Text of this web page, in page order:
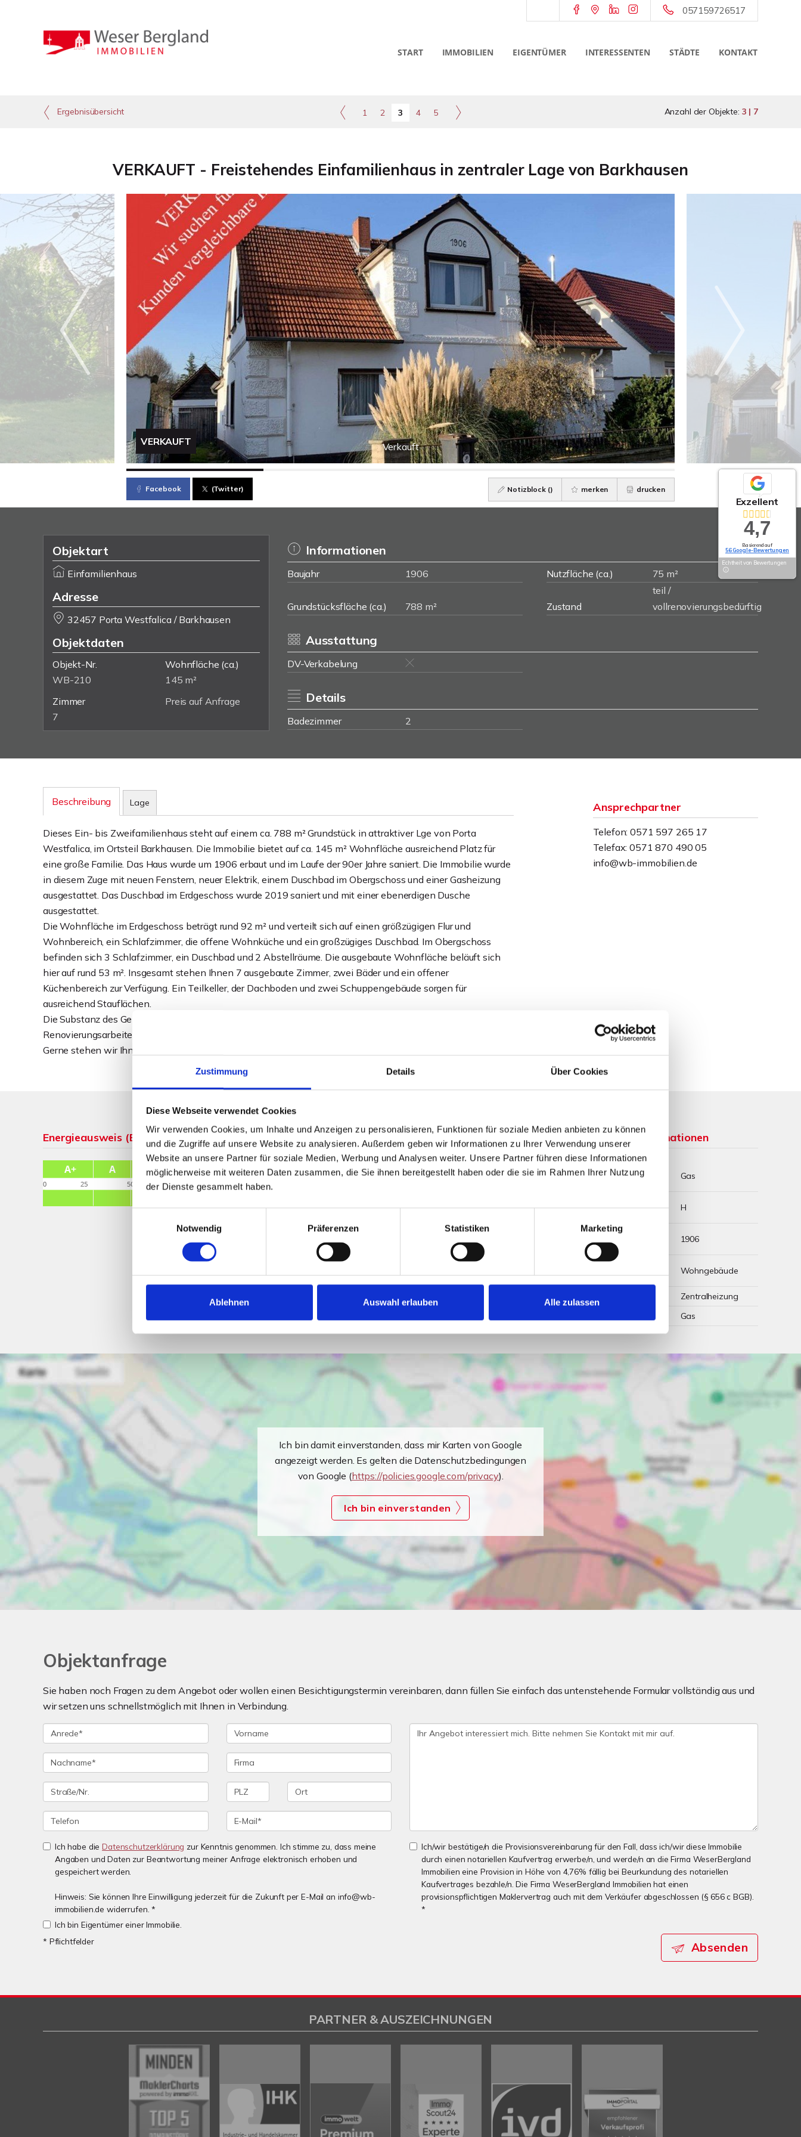
Zustimmung Details Über Cookies
Diese Webseite verwendet Cookies
Wir verwenden Cookies, um Inhalte und Anzeigen zu personalisieren, Funktionen für soziale Medien anbieten zu können
und die Zugriffe auf unsere Website zu analysieren. Außerdem geben wir Informationen zu Ihrer Verwendung unserer
Website an unsere Partner für soziale Medien, Werbung und Analysen weiter. Unsere Partner führen diese Informationen
möglicherweise mit weiteren Daten zusammen, die Sie ihnen bereitgestellt haben oder die sie im Rahmen Ihrer Nutzung
der Dienste gesammelt haben.
Notwendig
Präferenzen Statistiken Marketing
Ablehnen Auswahl erlauben Alle zulassen
057159726517
START IMMOBILIEN EIGENTÜMER INTERESSENTEN STÄDTE KONTAKT
Ergebnisübersicht 1 2 3 4 5 Anzahl der Objekte: 3 | 7
VERKAUFT - Freistehendes Einfamilienhaus in zentraler Lage von Barkhausen
Verkauft
VERKAUFT
Facebook (Twitter) Notizblock () merken drucken
Objektart
Einfamilienhaus
Adresse
32457 Porta Westfalica / Barkhausen
Objektdaten
Objekt-Nr.
WB-210
Wohnfläche (ca.)
145 m²
Zimmer
7
Preis auf Anfrage
Informationen
Baujahr 1906 Nutzfläche (ca.) 75 m²
Grundstücksfläche (ca.) 788 m² Zustand
teil /
vollrenovierungsbedürftig
Ausstattung
DV-Verkabelung
Details
Badezimmer 2
Beschreibung Lage
Dieses Ein- bis Zweifamilienhaus steht auf einem ca. 788 m² Grundstück in attraktiver Lge von Porta
Westfalica, im Ortsteil Barkhausen. Die Immobilie bietet auf ca. 145 m² Wohnfläche ausreichend Platz für
eine große Familie. Das Haus wurde um 1906 erbaut und im Laufe der 90er Jahre saniert. Die Immobilie wurde
in diesem Zuge mit neuen Fenstern, neuer Elektrik, einem Duschbad im Obergschoss und einer Gasheizung
ausgestattet. Das Duschbad im Erdgeschoss wurde 2019 saniert und mit einer ebenerdigen Dusche
ausgestattet.
Die Wohnfläche im Erdgeschoss beträgt rund 92 m² und verteilt sich auf einen größzügigen Flur und
Wohnbereich, ein Schlafzimmer, die offene Wohnküche und ein großzügiges Duschbad. Im Obergschoss
befinden sich 3 Schlafzimmer, ein Duschbad und 2 Abstellräume. Die ausgebaute Wohnfläche beläuft sich
hier auf rund 53 m². Insgesamt stehen Ihnen 7 ausgebaute Zimmer, zwei Bäder und ein offener
Küchenbereich zur Verfügung. Ein Teilkeller, der Dachboden und zwei Schuppengebäude sorgen für
ausreichend Stauflächen.
Die Substanz des Gebäudes bietet eine zufriedenstellende Ausgangsbasis, dennoch sind hier einige
Renovierungsarbeiten notwendig, um die Immobilie modernen Wohnansprüchen anzupassen.
Gerne stehen wir Ihnen zu einem persönlichen Gesprächstermin oder einer Besichtigung zur Verfügung.
Ansprechpartner
Telefon: 0571 597 265 17
Telefax: 0571 870 490 05
info@wb-immobilien.de
Energieausweis (Bedarfsausweis)
342,90 kWh / (m²*a)
Weitere Informationen
Wesentlicher
Gas
H
Energieausweis
Baujahr
1906
Energieausweis
Gebäudeart
Wohngebäude
Zentralheizung
Gas
Ich bin damit einverstanden, dass mir Karten von Google
angezeigt werden. Es gelten die Datenschutzbedingungen
von Google (https://policies.google.com/privacy).
Ich bin einverstanden
Objektanfrage
Sie haben noch Fragen zu dem Angebot oder wollen einen Besichtigungstermin vereinbaren, dann füllen Sie einfach das untenstehende Formular vollständig aus und
wir setzen uns schnellstmöglich mit Ihnen in Verbindung.
Ich habe dieDatenschutzerklärung zur Kenntnis genommen. Ich stimme zu, dass meine
Angaben und Daten zur Beantwortung meiner Anfrage elektronisch erhoben und
gespeichert werden.
Hinweis: Sie können Ihre Einwilligung jederzeit für die Zukunft per E-Mail an info@wb-
immobilien.de widerrufen. *
Ich bin Eigentümer einer Immobilie.
Ich/wir bestätige/n die Provisionsvereinbarung für den Fall, dass ich/wir diese Immobilie
durch einen notariellen Kaufvertrag erwerbe/n, und werde/n an die Firma WeserBergland
Immobilien eine Provision in Höhe von 4,76% fällig bei Beurkundung des notariellen
Kaufvertrages bezahle/n. Die Firma WeserBergland Immobilien hat einen
provisionspflichtigen Maklervertrag auch mit dem Verkäufer abgeschlossen (§ 656 c BGB).
*
* Pflichtfelder Absenden
Exzellent
4,7
Basierend auf
56 Google-Bewertungen
Echtheit von Bewertungen
PARTNER & AUSZEICHNUNGEN